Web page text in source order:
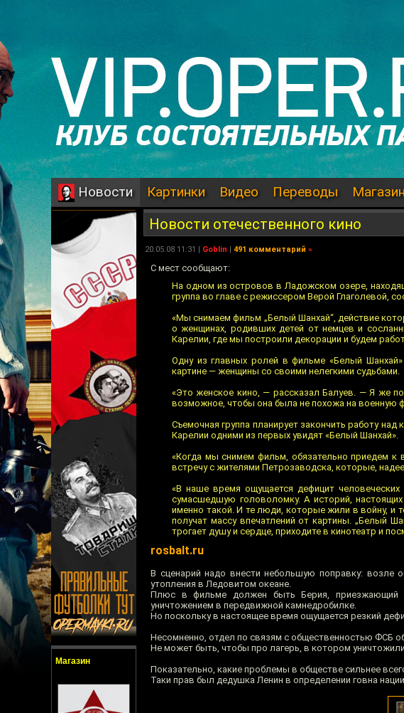
Новости Картинки Видео Переводы Магазин
Магазин
Новости отечественного кино
20.05.08 11:31 | Goblin | 491 комментарий »
С мест сообщают:
На одном из островов в Ладожском озере,
группа во главе с режиссером Верой Глаголевой,
«Мы снимаем фильм „Белый Шанхай“, действие
о женщинах, родивших детей от немцев и
Карелии, где мы построили декорации и будем
Одну из главных ролей в фильме «Белый
картине — женщины со своими нелегкими судьбами.
«Это женское кино, — рассказал Балуев. — Я же
возможное, чтобы она была не похожа на военную
Съемочная группа планирует закончить работу
Карелии одними из первых увидят «Белый Шанхай».
«Когда мы снимем фильм, обязательно приедем
встречу с жителями Петрозаводска, которые,
«В наше время ощущается дефицит
сумасшедшую головоломку. А историй,
именно такой. И те люди, которые жили в войну, и
получат массу впечатлений от картины. „Белый
трогает душу и сердце, приходите в кинотеатр и
rosbalt.ru
В сценарий надо внести небольшую поправку: возле
утопления в Ледовитом океане.
Плюс в фильме должен быть Берия, приезжающий
уничтожением в передвижной камнедробилке.
Но поскольку в настоящее время ощущается резкий
Несомненно, отдел по связям с общественностью ФСБ
Не может быть, чтобы про лагерь, в котором
Показательно, какие проблемы в обществе сильнее
Таки прав был дедушка Ленин в определении говна